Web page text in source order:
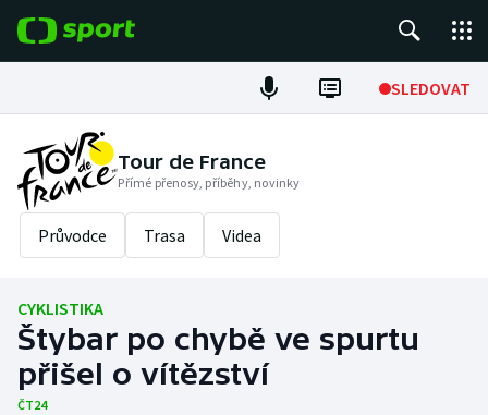
SLEDOVAT
Fotbal
Hokej
Tenis
Cyklistika
DALŠÍ SPORTY
Tour de France
Přímé přenosy, příběhy, novinky
Průvodce Trasa Videa
CYKLISTIKA
Štybar po chybě ve spurtu
přišel o vítězství
ČT24